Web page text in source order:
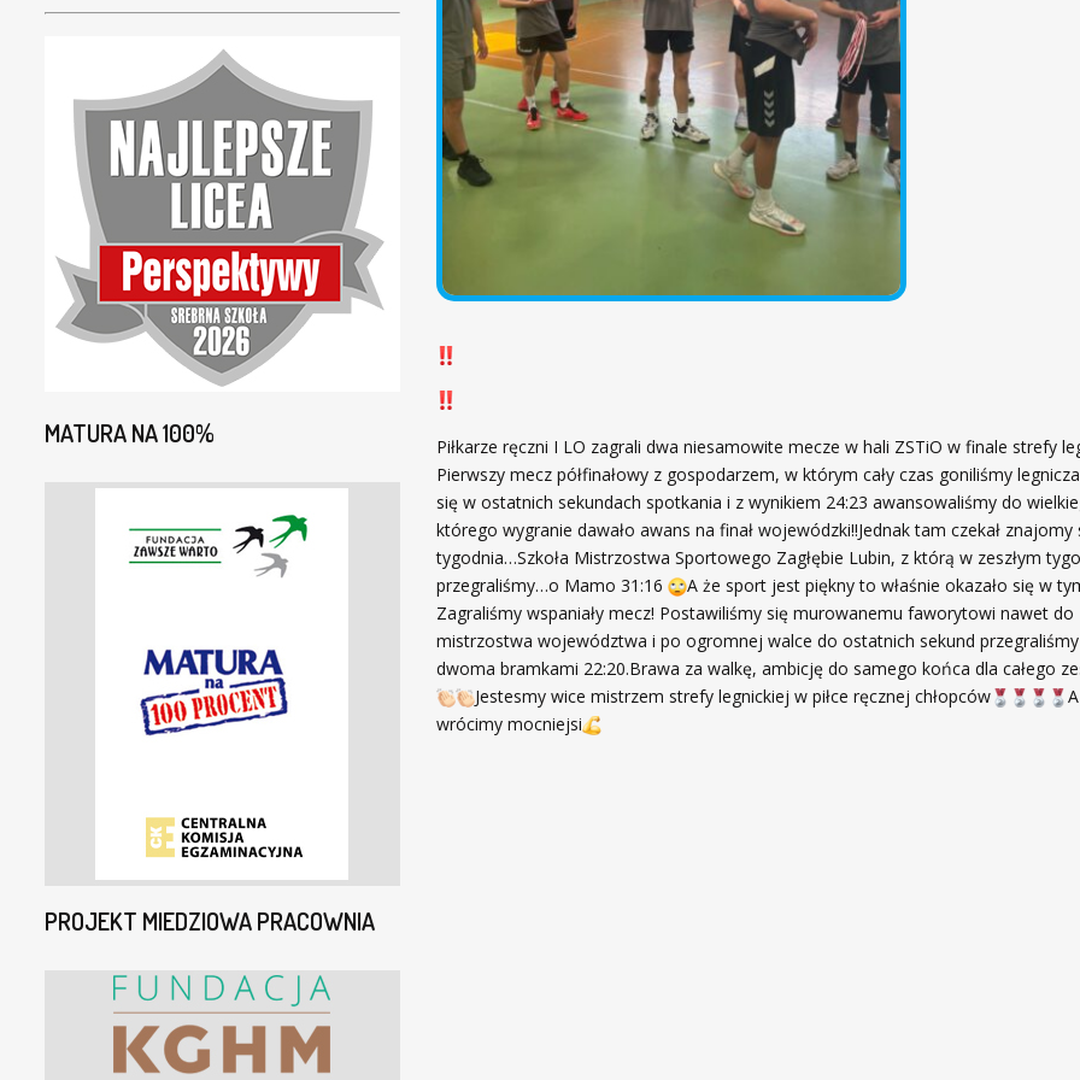
Piłkarze ręczni I LO zagrali dwa niesamowite mecze w hali ZSTiO w finale strefy
Pierwszy mecz półfinałowy z gospodarzem, w którym cały czas goniliśmy
się w ostatnich sekundach spotkania i z wynikiem 24:23 awansowaliśmy do
którego wygranie dawało awans na finał wojewódzki!!Jednak tam czekał znajomy
tygodnia…Szkoła Mistrzostwa Sportowego Zagłębie Lubin, z którą w zeszłym
przegraliśmy…o Mamo 31:16
A że sport jest piękny to właśnie okazało się w
Zagraliśmy wspaniały mecz! Postawiliśmy się murowanemu faworytowi nawet do
mistrzostwa województwa i po ogromnej walce do ostatnich sekund
dwoma bramkami 22:20.Brawa za walkę, ambicję do samego końca dla całego
Jestesmy wice mistrzem strefy legnickiej w piłce ręcznej chłopców
wrócimy mocniejsi
MATURA NA 100%
PROJEKT MIEDZIOWA PRACOWNIA